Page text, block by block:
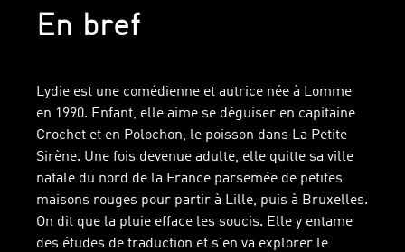
En bref
Lydie est une comédienne et autrice née à Lomme
en 1990. Enfant, elle aime se déguiser en capitaine
Crochet et en Polochon, le poisson dans La Petite
Sirène. Une fois devenue adulte, elle quitte sa ville
natale du nord de la France parsemée de petites
maisons rouges pour partir à Lille, puis à Bruxelles.
On dit que la pluie efface les soucis. Elle y entame
des études de traduction et s’en va explorer le